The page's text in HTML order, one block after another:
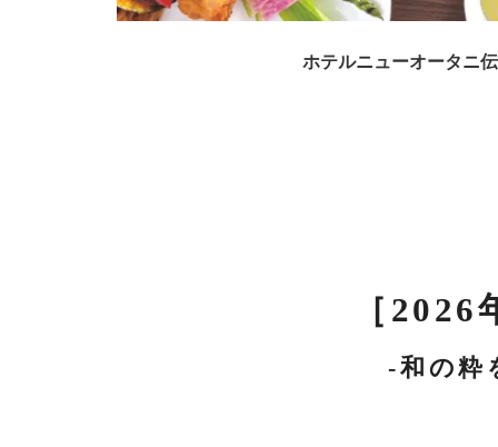
ホテルニューオータニ
［
-和の粋